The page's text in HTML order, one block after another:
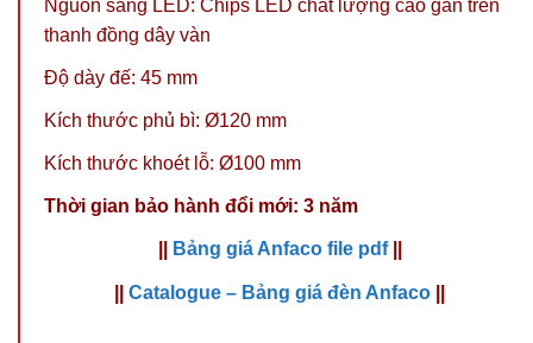
Nguồn sáng LED: Chips LED chất lượng cao gắn trên
thanh đồng dây vàn
Độ dày đế: 45 mm
Kích thước phủ bì: Ø120 mm
Kích thước khoét lỗ: Ø100 mm
Thời gian bảo hành đổi mới: 3 năm
Bảng giá Anfaco file pdf
Catalogue – Bảng giá đèn Anfaco